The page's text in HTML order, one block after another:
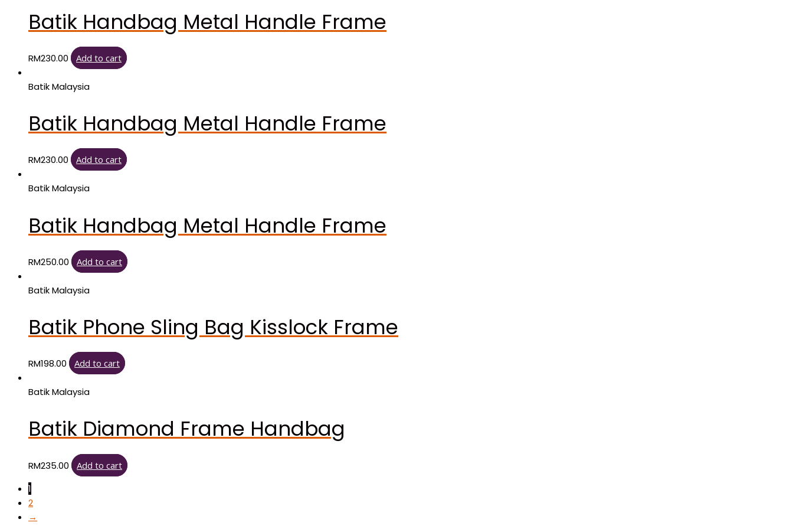
Batik Handbag Metal Handle Frame
RM230.00 Add to cart
Batik Malaysia
Batik Handbag Metal Handle Frame
RM230.00 Add to cart
Batik Malaysia
Batik Handbag Metal Handle Frame
RM250.00 Add to cart
Batik Malaysia
Batik Phone Sling Bag Kisslock Frame
RM198.00 Add to cart
Batik Malaysia
Batik Diamond Frame Handbag
RM235.00 Add to cart
1
2
→